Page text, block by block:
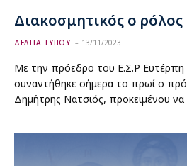
Διακοσμητικός ο ρόλος
ΔΕΛΤΙΑ ΤΥΠΟΥ 13/11/2023
Με την πρόεδρο του Ε.Σ.Ρ Ευτέρπη
συναντήθηκε σήμερα το πρωί ο
Δημήτρης Νατσιός, προκειμένου